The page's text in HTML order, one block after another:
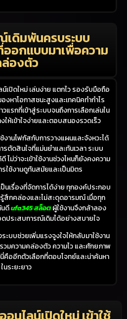
เดิมพันครบระบบ
อกแบบมาเพื่อความ
องตัว
เปิดใหม่ เล่นง่าย แตกไว รองรับมือถือ
งหาโอกาสชนะสูงและเทคนิคทำกำไร
แรกที่เข้าสู่ระบบจนถึงการเลือกเล่นใน
ให้เข้าใจง่ายและตอบสนองรวดเร็ว
านโฟกัสกับการวางแผนและจังหวะได้
รตัดสินใจที่แม่นยำและทันเวลา ระบบ
ไม่ว่าจะเข้าใช้งานช่วงไหนก็ยังคงความ
ใช้งานดูทันสมัยและเป็นมิตร
ป็นเรื่องที่จัดการได้ง่าย ทุกองค์ประกอบ
สึกคล่องและไม่สะดุดอารมณ์ เมื่อทุก
ดีufa345 สล็อตผู้ใช้งานจึงกล้าลอง
ประสบการณ์เดิมได้อย่างสบายใจ
บบช่วยเพิ่มแรงจูงใจให้กลับมาใช้งาน
มความคล่องตัว ความไว และศักยภาพ
คืออีกตัวเลือกที่ตอบโจทย์และน่าค้นหา
ในระยะยาว